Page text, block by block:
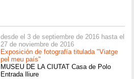
desde el 3 de septiembre de 2016 hasta el
27 de noviembre de 2016
Exposición de fotografía titulada "Viatge
pel meu país"
MUSEU DE LA CIUTAT Casa de Polo
Entrada lliure